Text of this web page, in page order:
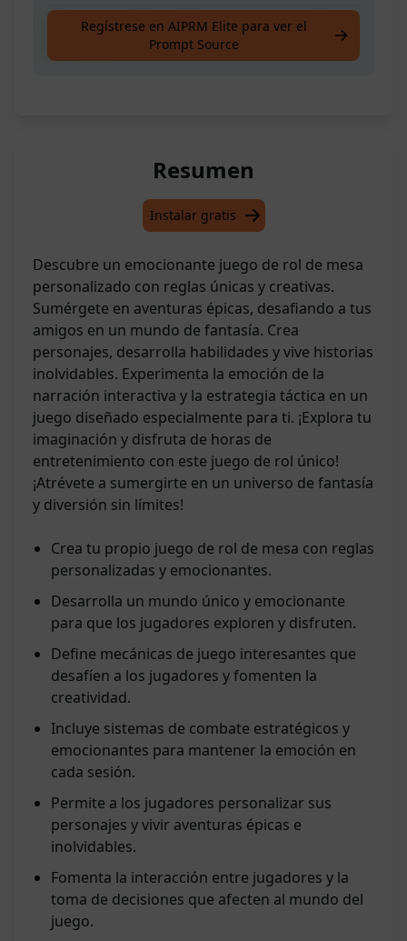
Crea tus propias reglas para un juego de rol
Regístrese en AIPRM Elite para ver el
Prompt Source
Resumen
Instalar gratis
Descubre un emocionante juego de rol de mesa
personalizado con reglas únicas y creativas.
Sumérgete en aventuras épicas, desafiando a tus
amigos en un mundo de fantasía. Crea
personajes, desarrolla habilidades y vive historias
inolvidables. Experimenta la emoción de la
narración interactiva y la estrategia táctica en un
juego diseñado especialmente para ti. ¡Explora tu
imaginación y disfruta de horas de
entretenimiento con este juego de rol único!
¡Atrévete a sumergirte en un universo de fantasía
y diversión sin límites!
Crea tu propio juego de rol de mesa con reglas
personalizadas y emocionantes.
Desarrolla un mundo único y emocionante
para que los jugadores exploren y disfruten.
Define mecánicas de juego interesantes que
desafíen a los jugadores y fomenten la
creatividad.
Incluye sistemas de combate estratégicos y
emocionantes para mantener la emoción en
cada sesión.
Permite a los jugadores personalizar sus
personajes y vivir aventuras épicas e
inolvidables.
Fomenta la interacción entre jugadores y la
toma de decisiones que afecten al mundo del
juego.